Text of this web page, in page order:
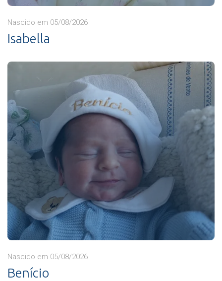
Nascido em 05/08/2026
Isabella
Nascido em 05/08/2026
Benício